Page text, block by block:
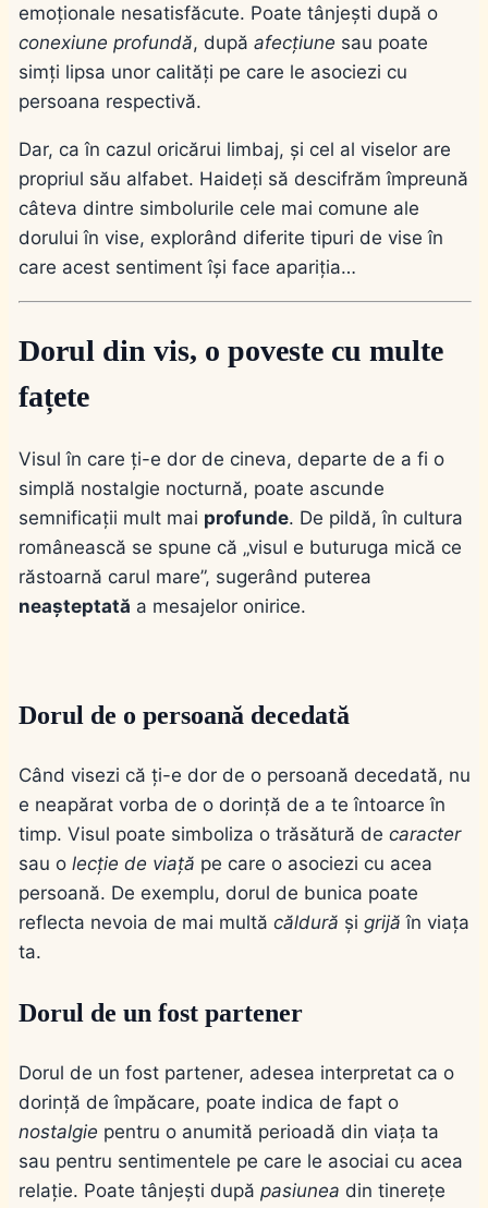
emoționale nesatisfăcute. Poate tânjești după o
conexiune profundă, după afecțiune sau poate
simți lipsa unor calități pe care le asociezi cu
persoana respectivă.
Dar, ca în cazul oricărui limbaj, și cel al viselor are
propriul său alfabet. Haideți să descifrăm împreună
câteva dintre simbolurile cele mai comune ale
dorului în vise, explorând diferite tipuri de vise în
care acest sentiment își face apariția…
Dorul din vis, o poveste cu multe
fațete
Visul în care ți-e dor de cineva, departe de a fi o
simplă nostalgie nocturnă, poate ascunde
semnificații mult mai profunde. De pildă, în cultura
românească se spune că „visul e buturuga mică ce
răstoarnă carul mare”, sugerând puterea
neașteptată a mesajelor onirice.
Dorul de o persoană decedată
Când visezi că ți-e dor de o persoană decedată, nu
e neapărat vorba de o dorință de a te întoarce în
timp. Visul poate simboliza o trăsătură de caracter
sau o lecție de viață pe care o asociezi cu acea
persoană. De exemplu, dorul de bunica poate
reflecta nevoia de mai multă căldură și grijă în viața
ta.
Dorul de un fost partener
Dorul de un fost partener, adesea interpretat ca o
dorință de împăcare, poate indica de fapt o
nostalgie pentru o anumită perioadă din viața ta
sau pentru sentimentele pe care le asociai cu acea
relație. Poate tânjești după pasiunea din tinerețe